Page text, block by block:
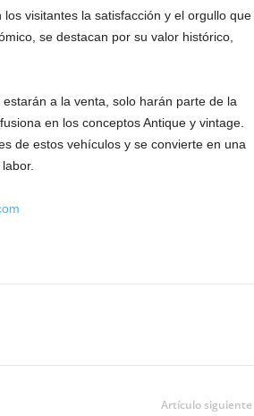
visitantes la satisfacción y el orgullo que
se destacan por su valor histórico,
a la venta, solo harán parte de la
en los conceptos Antique y vintage.
de estos vehículos y se convierte en una
Artículo siguiente